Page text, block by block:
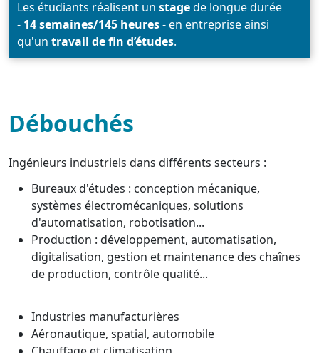
Les étudiants réalisent un stagede longue durée
- 14 semaines/145 heures- en entreprise ainsi
qu'un travail de fin d’études.
Débouchés
Ingénieurs industriels dans différents secteurs :
Bureaux d'études : conception mécanique,
systèmes électromécaniques, solutions
d'automatisation, robotisation...
Production : développement, automatisation,
digitalisation, gestion et maintenance des chaînes
de production, contrôle qualité...
Industries manufacturières
Aéronautique, spatial, automobile